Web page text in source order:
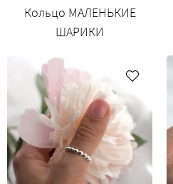
Кольцо МАЛЕНЬКИЕ
ШАРИКИ